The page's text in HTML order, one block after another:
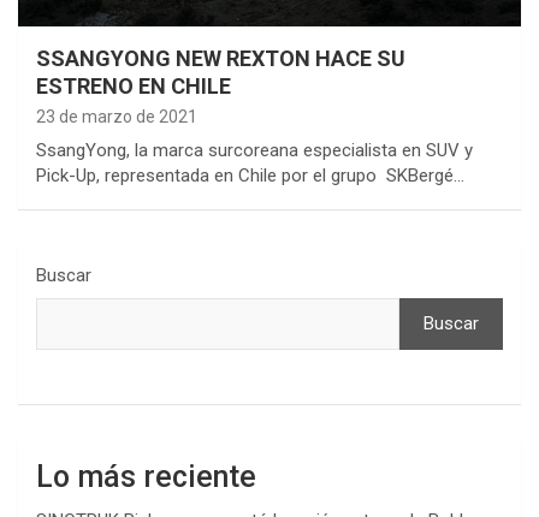
SSANGYONG NEW REXTON HACE SU
ESTRENO EN CHILE
23 de marzo de 2021
SsangYong, la marca surcoreana especialista en SUV y
Pick-Up, representada en Chile por el grupo SKBergé…
Buscar
Buscar
Lo más reciente